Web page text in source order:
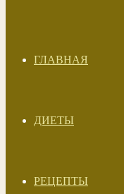
ГЛАВНАЯ
ДИЕТЫ
РЕЦЕПТЫ